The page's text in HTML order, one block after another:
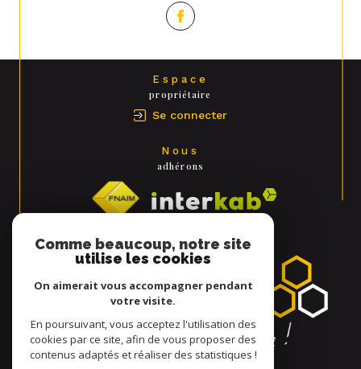
Espace
propriétaire
Se connecter
Nous
adhérons
Comme beaucoup, notre site
utilise les cookies
On aimerait vous accompagner pendant
votre visite.
En poursuivant, vous acceptez l'utilisation des
cookies par ce site, afin de vous proposer des
contenus adaptés et réaliser des statistiques !